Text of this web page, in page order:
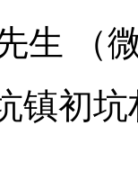
生 （
镇初